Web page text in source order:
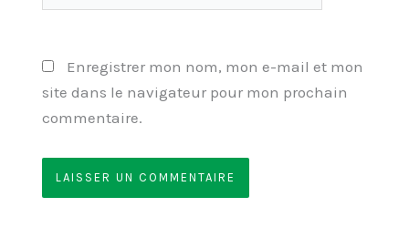
Enregistrer mon nom, mon e-mail et mon
site dans le navigateur pour mon prochain
commentaire.